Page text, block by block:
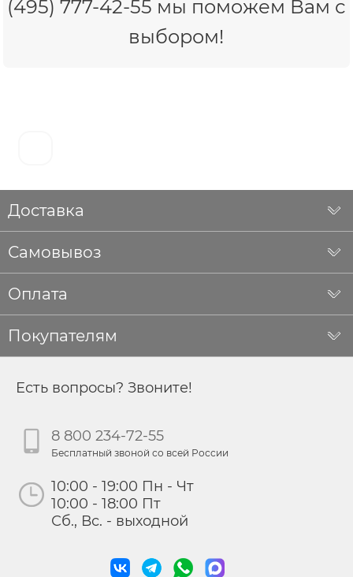
(495) 777-42-55 мы поможем Вам с
выбором!
Доставка
Самовывоз
Оплата
Покупателям
Есть вопросы? Звоните!
8 800 234-72-55
Бесплатный звоной со всей России
10:00 - 19:00 Пн - Чт
10:00 - 18:00 Пт
Сб., Вс. - выходной